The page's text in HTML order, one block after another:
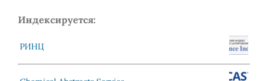
Индексируется:
РИНЦ